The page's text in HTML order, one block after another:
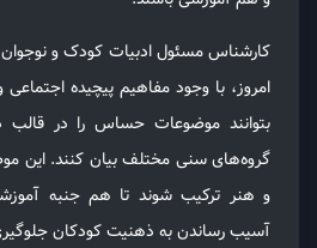
کارشناس مسئول ادبیات کودک و نوجوان
امروز، با وجود مفاهیم پیچیده
بتوانند موضوعات حساس را در قالب
گروه‌های سنی مختلف بیان کنند. این
و هنر ترکیب شوند تا هم جنبه
آسیب رساندن به ذهنیت کودکان